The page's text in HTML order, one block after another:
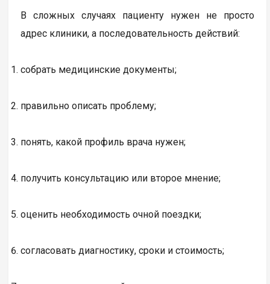
В сложных случаях пациенту нужен не просто
адрес клиники, а последовательность действий:
собрать медицинские документы;
правильно описать проблему;
понять, какой профиль врача нужен;
получить консультацию или второе мнение;
оценить необходимость очной поездки;
согласовать диагностику, сроки и стоимость;